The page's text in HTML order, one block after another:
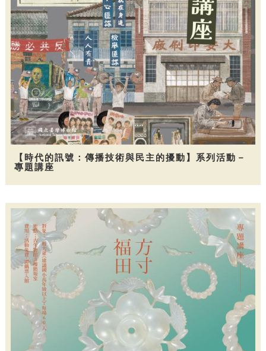
【時代的訊號：傳播技術與民主的擾動】系列活動－
專題講座